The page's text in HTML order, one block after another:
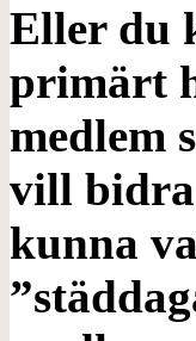
Eller du
primärt
medlem
vill bidra
kunna